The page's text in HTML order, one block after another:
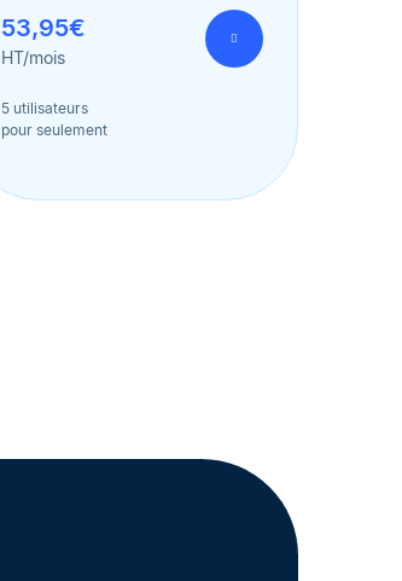
53,95€
HT/mois
5 utilisateurs
pour seulement